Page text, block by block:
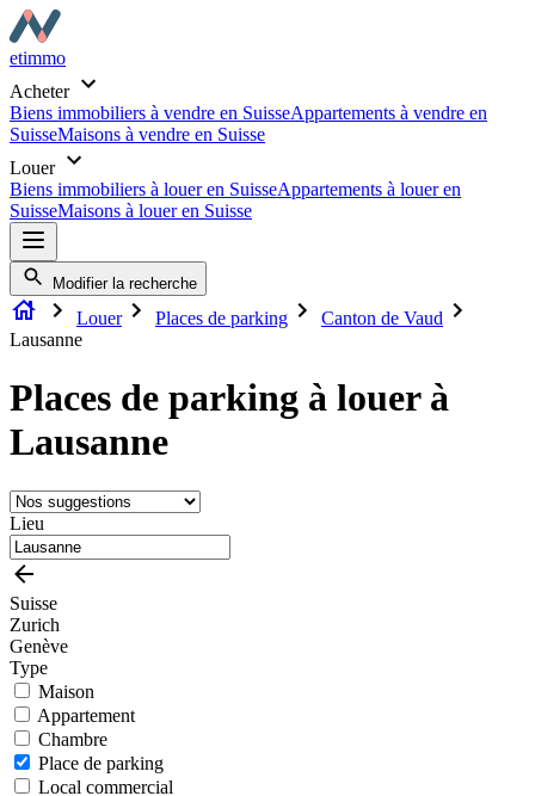
etimmo
Acheter
Biens immobiliers à vendre en SuisseAppartements à vendre en
SuisseMaisons à vendre en Suisse
Louer
Biens immobiliers à louer en SuisseAppartements à louer en
SuisseMaisons à louer en Suisse
Modifier la recherche
Louer Places de parking
Canton de Vaud
Lausanne
Places de parking à louer à
Lausanne
Lieu
Suisse
Zurich
Genève
Type
Maison
Appartement
Chambre
Place de parking
Local commercial